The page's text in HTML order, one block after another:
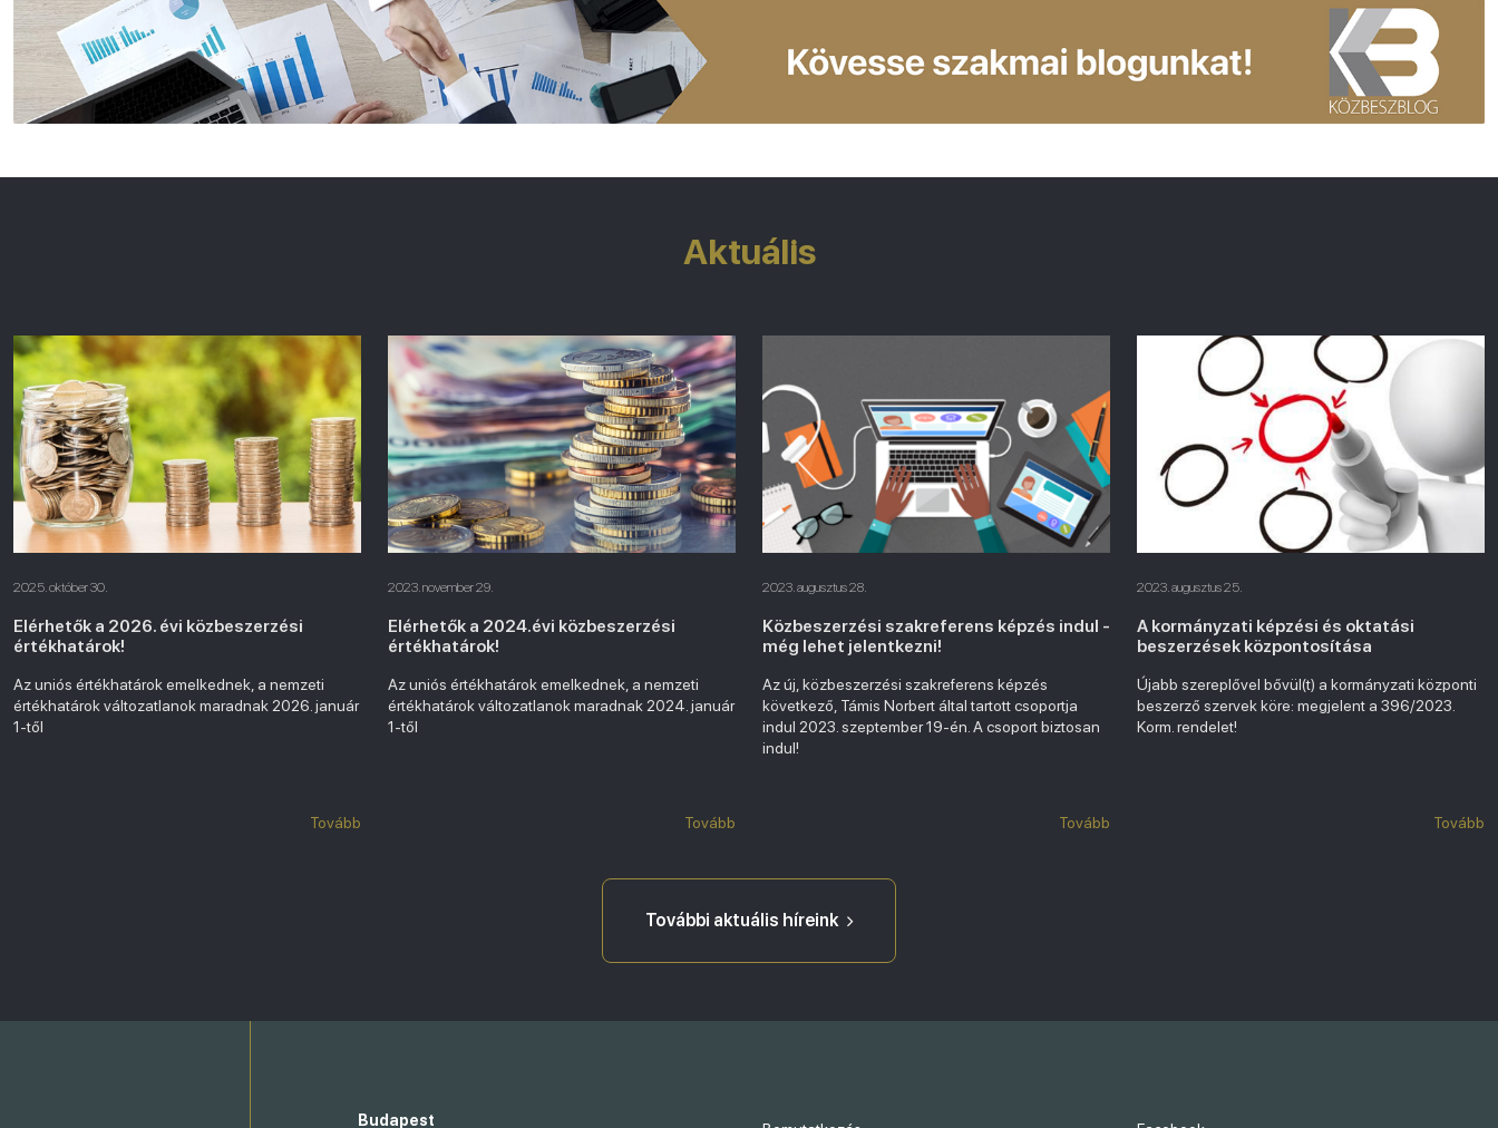
Aktuális
2025. október 30.
Elérhetők a 2026. évi közbeszerzési
értékhatárok!
Az uniós értékhatárok emelkednek, a nemzeti
értékhatárok változatlanok maradnak 2026. január
1-től
Tovább
2023. november 29.
Elérhetők a 2024.évi közbeszerzési
értékhatárok!
Az uniós értékhatárok emelkednek, a nemzeti
értékhatárok változatlanok maradnak 2024. január
1-től
Tovább
2023. augusztus 28.
Közbeszerzési szakreferens képzés indul -
még lehet jelentkezni!
Az új, közbeszerzési szakreferens képzés
következő, Támis Norbert által tartott csoportja
indul 2023. szeptember 19-én. A csoport biztosan
indul!
Tovább
2023. augusztus 25.
A kormányzati képzési és oktatási
beszerzések központosítása
Újabb szereplővel bővül(t) a kormányzati központi
beszerző szervek köre: megjelent a 396/2023.
Korm. rendelet!
Tovább
További aktuális híreink
Budapest